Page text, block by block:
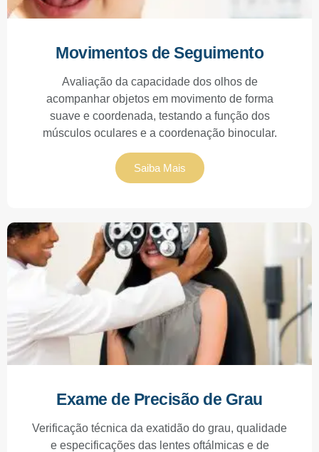
Movimentos de Seguimento
Avaliação da capacidade dos olhos de
acompanhar objetos em movimento de forma
suave e coordenada, testando a função dos
músculos oculares e a coordenação binocular.
Saiba Mais
Exame de Precisão de Grau
Verificação técnica da exatidão do grau, qualidade
e especificações das lentes oftálmicas e de